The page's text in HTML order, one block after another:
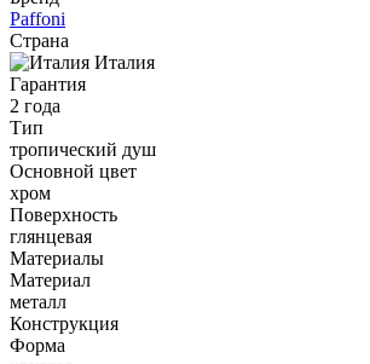
Paffoni
Страна
Италия
Гарантия
2 года
Тип
тропический душ
Основной цвет
хром
Поверхность
глянцевая
Материалы
Материал
металл
Конструкция
Форма